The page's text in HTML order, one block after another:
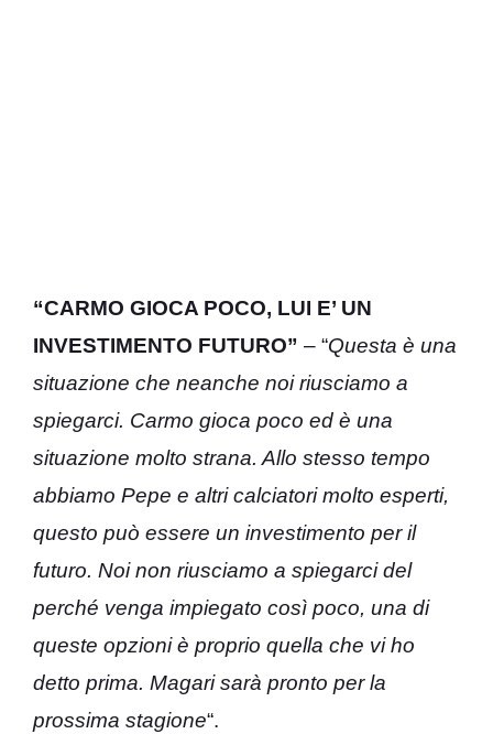
“CARMO GIOCA POCO, LUI E’ UN
INVESTIMENTO FUTURO” – “Questa è una
situazione che neanche noi riusciamo a
spiegarci. Carmo gioca poco ed è una
situazione molto strana. Allo stesso tempo
abbiamo Pepe e altri calciatori molto esperti,
questo può essere un investimento per il
futuro. Noi non riusciamo a spiegarci del
perché venga impiegato così poco, una di
queste opzioni è proprio quella che vi ho
detto prima. Magari sarà pronto per la
prossima stagione“.